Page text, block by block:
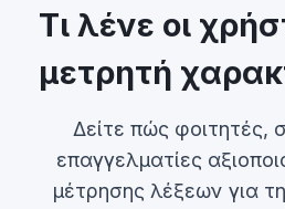
Τι λένε οι
μετρητή
Δείτε πώς φοιτητές,
επαγγελματίες
μέτρησης λέξεων για